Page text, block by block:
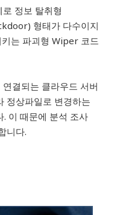
정보 탈취형
형태가 다수이지
는 파괴형 Wiper 코드
결되는 클라우드 서버
정상파일로 변경하는
이 때문에 분석 조사
니다.